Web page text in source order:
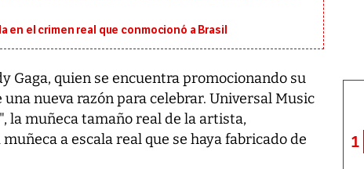
en el crimen real que conmocionó a Brasil
Gaga, quien se encuentra promocionando su
nueva razón para celebrar. Universal Music
la muñeca tamaño real de la artista,
a escala real que se haya fabricado de
1